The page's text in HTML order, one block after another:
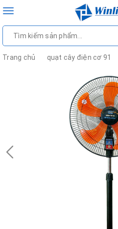
Toggle
Trang chủ quạt cây điện cơ 91